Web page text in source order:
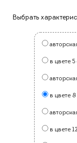
Выбрать
в цвете 5
в цвете 8
в цвете